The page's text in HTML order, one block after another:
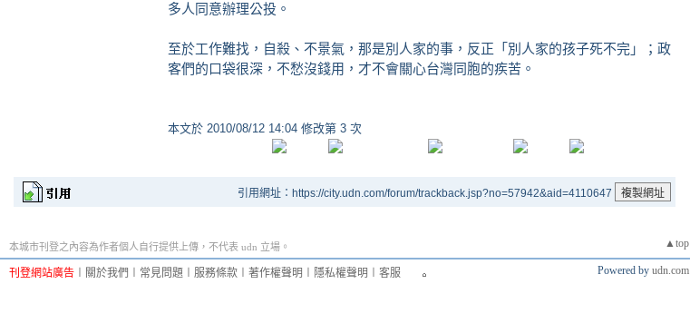
多人同意辦理公投。
至於工作難找，自殺、不景氣，那是別人家的事，反正「別人家的孩子死不完」；政
客們的口袋很深，不愁沒錢用，才不會關心台灣同胞的疾苦。
本文於 2010/08/12 14:04 修改第 3 次
引用網址：https://city.udn.com/forum/trackback.jsp?no=57942&aid=4110647
▲top
本城市刊登之內容為作者個人自行提供上傳，不代表 udn 立場。
刊登網站廣告 關於我們 常見問題 服務條款 著作權聲明 隱私權聲明 客服 Powered by udn.com